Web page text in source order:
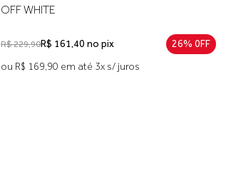
ou R$ 219,90 em até 4x s/ juros